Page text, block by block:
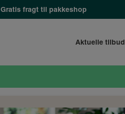
Gratis fragt til pakkeshop
Aktuelle tilbud